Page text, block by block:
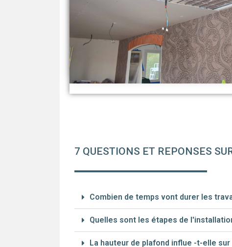
7 QUESTIONS ET REPONSES
Combien de temps vont durer les
Quelles sont les étapes de
La hauteur de plafond influe -t-elle